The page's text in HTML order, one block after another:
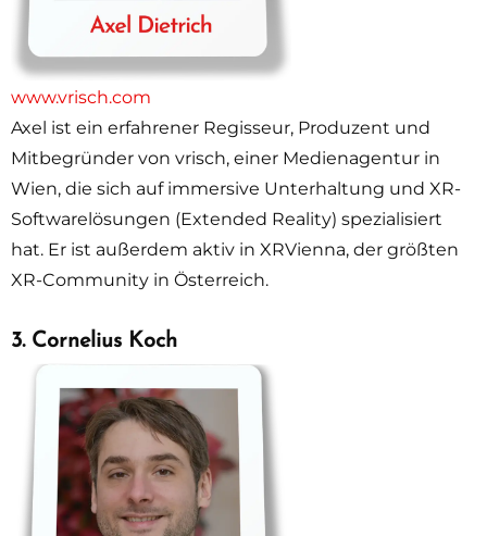
www.vrisch.com
Axel ist ein erfahrener Regisseur, Produzent und
Mitbegründer von vrisch, einer Medienagentur in
Wien, die sich auf immersive Unterhaltung und XR-
Softwarelösungen (Extended Reality) spezialisiert
hat. Er ist außerdem aktiv in XRVienna, der größten
XR-Community in Österreich.
3. Cornelius Koch